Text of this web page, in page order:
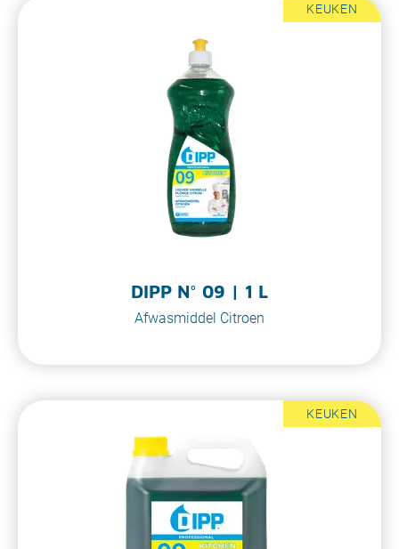
KEUKEN
DIPP N° 09 | 1 L
Afwasmiddel Citroen
KEUKEN